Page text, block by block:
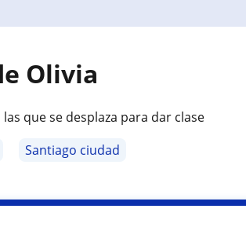
Olivia
las que se desplaza para dar clase
Santiago ciudad